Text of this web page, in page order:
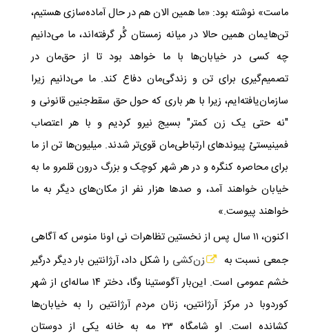
ماست» نوشته بود: «ما همین الان هم در حال آماده‌سازی هستیم،
تن‌هایمان همین حالا در میانه‌ زمستان گُر گرفته‌اند، ما می‌دانیم
چه کسی در خیابان‌ها با ما خواهد بود تا از حق‌مان در
تصمیم‌گیری برای تن و زندگی‌‌مان دفاع کند. ما می‌دانیم زیرا
سازمان‌یافته‌ایم، زیرا با هر باری که حول حق سقط‌جنین قانونی و
"نه حتی یک زن کمتر" بسیج نیرو کردیم و با هر اعتصاب
فمینیستیْ پیوندهای ارتباطی‌مان قوی‌تر شدند. میلیون‌ها تن از ما
برای محاصره کنگره و در هر شهر کوچک و بزرگ درون قلمرو ما به
خیابان خواهند آمد، و صدها هزار نفر از مکان‌های دیگر به ما
خواهند پیوست.»
اکنون، ۱۱ سال پس از نخستین تظاهرات نی اونا منوس که آگاهی
جمعی نسبت به
زن‌کشی را شکل داد، آرژانتین بار دیگر درگیر
خشم عمومی است. این‌بار آگوستینا وگا، دختر ۱۴ ساله‌ای از شهر
کوردوبا در مرکز آرژانتین، زنان مردم آرژانتین را به خیابان‌ها
کشانده است. او شامگاه ۲۳ مه به خانه یکی از دوستان